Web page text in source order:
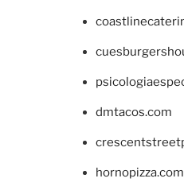
dmtacos.com
hornopizza.com